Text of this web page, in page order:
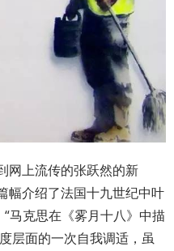
上流传的张跃然的新
幅介绍了法国十九世纪中叶
马克思在《雾月十八》中描
层面的一次自我调适，虽